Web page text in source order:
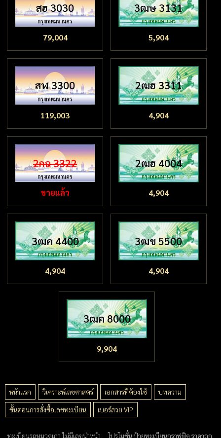
สฮ 3030
79,004
3ฒษ 3131
5,904
สฬ 3300
119,003
2ฒฮ 3311
4,904
2กฉ 3322
ขายแล้ว
2ฒฮ 4004
4,904
3ฒค 4400
4,904
3ฒข 5500
4,904
3ฒค 8000
9,904
หน้าแรก วิเคราะห์เลขศาสตร์ เอกสารที่ต้องใช้
บทความ
ขั้นตอนการสั่งซื้อเลขทะเบียน
เบอร์สวย VIP
ทะเบียนรถหมวดเก่า ไม่มีเลขนำหน้า โปรโมชั่น ป้ายทะเบียนกราฟฟิค ราคาถูก